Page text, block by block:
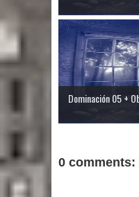
Dominación 05 +
0 comments: